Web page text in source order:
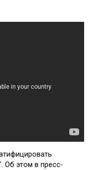
Об этом в пресс-